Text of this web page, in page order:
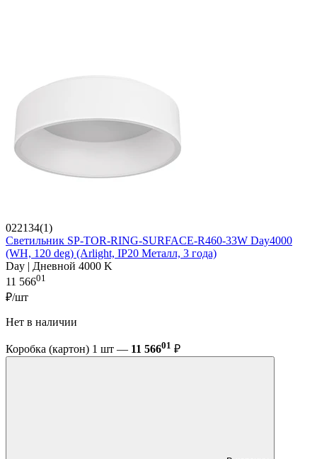
022134(1)
Светильник SP-TOR-RING-SURFACE-R460-33W Day4000
(WH, 120 deg) (Arlight, IP20 Металл, 3 года)
Day | Дневной 4000 K
11 56601
₽/шт
Нет в наличии
Коробка (картон) 1 шт — 11 56601 ₽